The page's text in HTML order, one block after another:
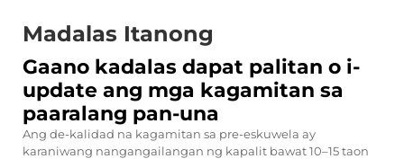
Madalas Itanong
Gaano kadalas dapat palitan o i-
update ang mga kagamitan sa
paaralang pan-una
Ang de-kalidad na kagamitan sa pre-eskuwela ay
karaniwang nangangailangan ng kapalit bawat 10–15 taon